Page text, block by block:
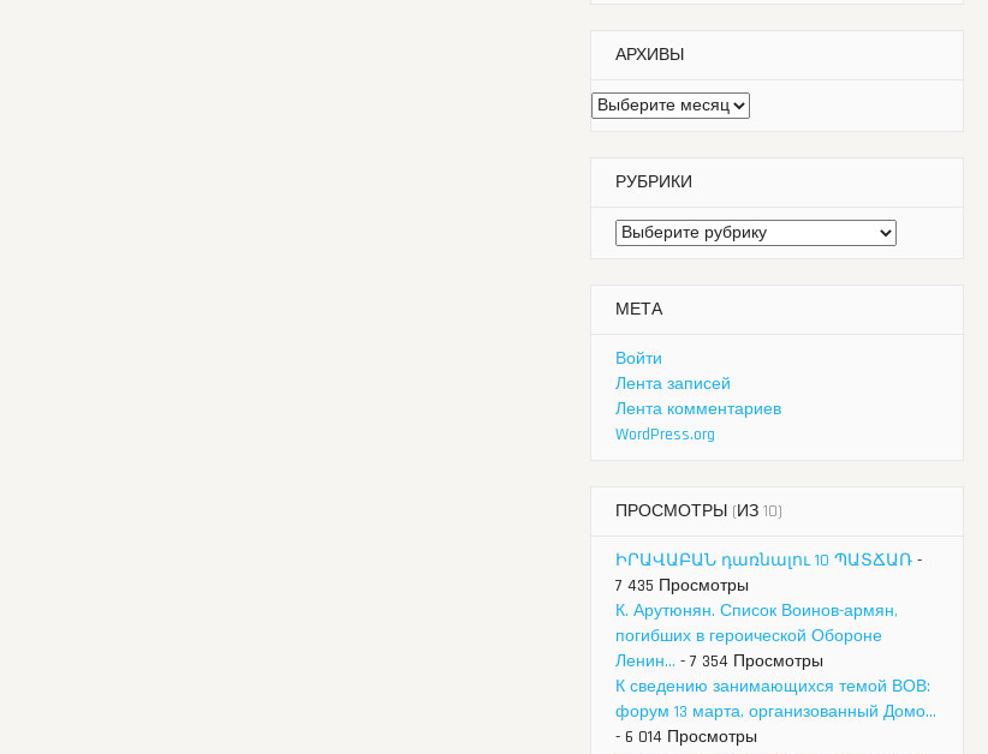
АРХИВЫ
Архивы
РУБРИКИ
Рубрики
МЕТА
Войти
Лента записей
Лента комментариев
WordPress.org
ПРОСМОТРЫ (ИЗ 10)
ԻՐԱՎԱԲԱՆ դառնալու 10 ՊԱՏՃԱՌ -
7 435 Просмотры
К. Арутюнян. Список Воинов-армян,
погибших в героической Обороне
Ленин... - 7 354 Просмотры
К сведению занимающихся темой ВОВ:
форум 13 марта, организованный Домо...
- 6 014 Просмотры